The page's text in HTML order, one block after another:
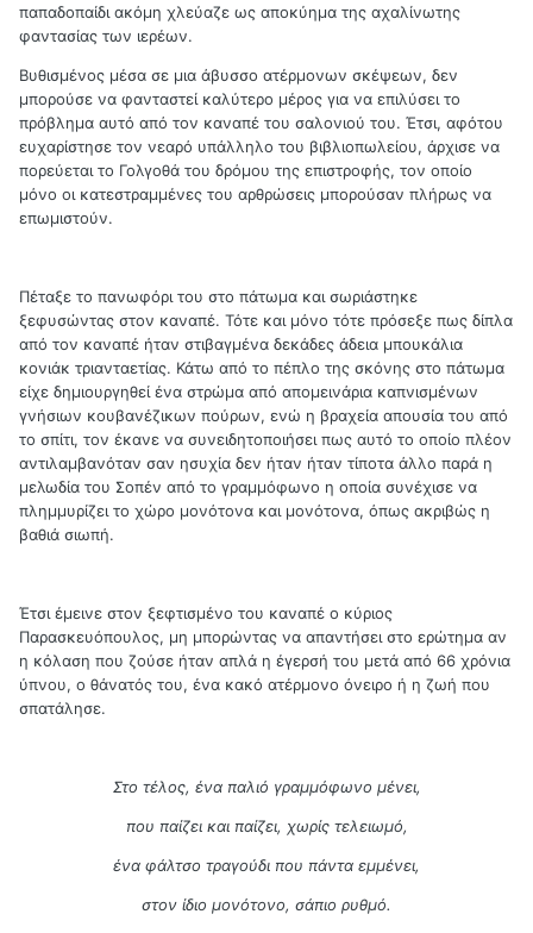
παπαδοπαίδι ακόμη χλεύαζε ως αποκύημα της αχαλίνωτης
φαντασίας των ιερέων.
Βυθισμένος μέσα σε μια άβυσσο ατέρμονων σκέψεων, δεν
μπορούσε να φανταστεί καλύτερο μέρος για να επιλύσει το
πρόβλημα αυτό από τον καναπέ του σαλονιού του. Έτσι, αφότου
ευχαρίστησε τον νεαρό υπάλληλο του βιβλιοπωλείου, άρχισε να
πορεύεται το Γολγοθά του δρόμου της επιστροφής, τον οποίο
μόνο οι κατεστραμμένες του αρθρώσεις μπορούσαν πλήρως να
επωμιστούν.
Πέταξε το πανωφόρι του στο πάτωμα και σωριάστηκε
ξεφυσώντας στον καναπέ. Τότε και μόνο τότε πρόσεξε πως δίπλα
από τον καναπέ ήταν στιβαγμένα δεκάδες άδεια μπουκάλια
κονιάκ τριανταετίας. Κάτω από το πέπλο της σκόνης στο πάτωμα
είχε δημιουργηθεί ένα στρώμα από απομεινάρια καπνισμένων
γνήσιων κουβανέζικων πούρων, ενώ η βραχεία απουσία του από
το σπίτι, τον έκανε να συνειδητοποιήσει πως αυτό το οποίο πλέον
αντιλαμβανόταν σαν ησυχία δεν ήταν ήταν τίποτα άλλο παρά η
μελωδία του Σοπέν από το γραμμόφωνο η οποία συνέχισε να
πλημμυρίζει το χώρο μονότονα και μονότονα, όπως ακριβώς η
βαθιά σιωπή.
Έτσι έμεινε στον ξεφτισμένο του καναπέ ο κύριος
Παρασκευόπουλος, μη μπορώντας να απαντήσει στο ερώτημα αν
η κόλαση που ζούσε ήταν απλά η έγερσή του μετά από 66 χρόνια
ύπνου, ο θάνατός του, ένα κακό ατέρμονο όνειρο ή η ζωή που
σπατάλησε.
Στο τέλος, ένα παλιό γραμμόφωνο μένει,
που παίζει και παίζει, χωρίς τελειωμό,
ένα φάλτσο τραγούδι που πάντα εμμένει,
στον ίδιο μονότονο, σάπιο ρυθμό.